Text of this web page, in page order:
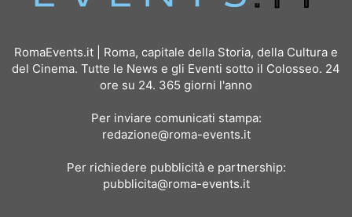
RomaEvents.it | Roma, capitale della Storia, della Cultura e
del Cinema. Tutte le News e gli Eventi sotto il Colosseo. 24
ore su 24. 365 giorni l'anno
Per inviare comunicati stampa:
redazione@roma-events.it
Per richiedere pubblicità e partnership:
pubblicita@roma-events.it